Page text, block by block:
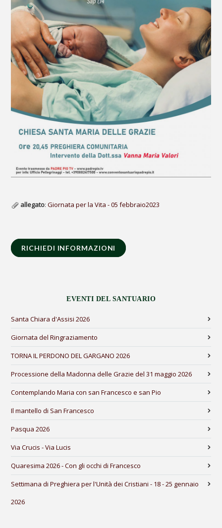
allegato:Giornata per la Vita - 05 febbraio2023
RICHIEDI INFORMAZIONI
EVENTI DEL SANTUARIO
Santa Chiara d'Assisi 2026
Giornata del Ringraziamento
TORNA IL PERDONO DEL GARGANO 2026
Processione della Madonna delle Grazie del 31 maggio 2026
Contemplando Maria con san Francesco e san Pio
Il mantello di San Francesco
Pasqua 2026
Via Crucis - Via Lucis
Quaresima 2026 - Con gli occhi di Francesco
Settimana di Preghiera per l'Unità dei Cristiani - 18 - 25 gennaio
2026